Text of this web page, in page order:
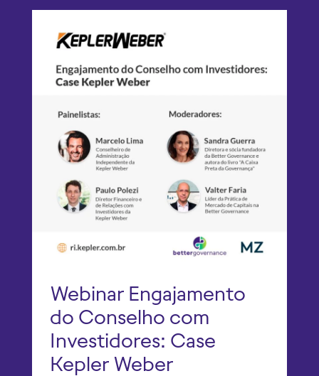
Webinar Engajamento
do Conselho com
Investidores: Case
Kepler Weber